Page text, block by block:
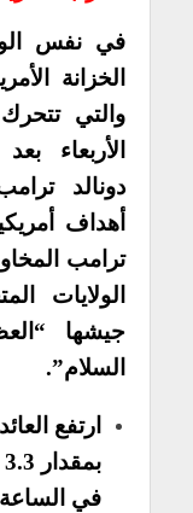
في نفس
الخزانة
والتي
الأربعاء
دونالد
أهداف
ترامب
الولايات
جيشها
السلام”.
ارتفع